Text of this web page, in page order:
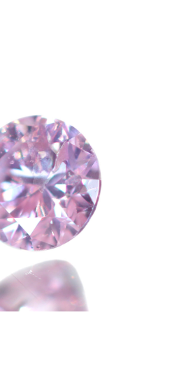
カートを見る
お買い物を続ける